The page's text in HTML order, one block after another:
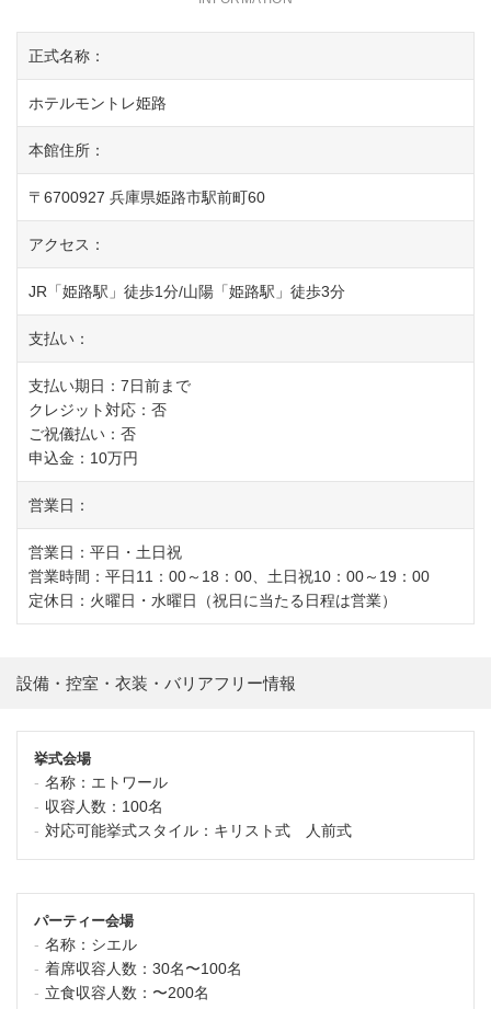
正式名称：
ホテルモントレ姫路
本館住所：
〒6700927 兵庫県姫路市駅前町60
アクセス：
JR「姫路駅」徒歩1分/山陽「姫路駅」徒歩3分
支払い：
支払い期日：7日前まで
クレジット対応：否
ご祝儀払い：否
申込金：10万円
営業日：
営業日：平日・土日祝
営業時間：平日11：00～18：00、土日祝10：00～19：00
定休日：火曜日・水曜日（祝日に当たる日程は営業）
設備・控室・衣装・バリアフリー情報
挙式会場
名称： エトワール
収容人数： 100名
対応可能挙式スタイル： キリスト式 人前式
パーティー会場
名称： シエル
着席収容人数： 30名〜100名
立食収容人数： 〜200名